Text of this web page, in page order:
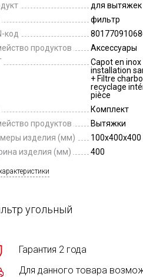
для вытяжек
фильтр
код
продуктов
Аксессуары
Capot en
installation
+ Filtre
recyclage
pièce
Комплект
продуктов
Вытяжки
изделия (мм)
100x400x400
изделия (мм)
400
угольный
Гарантия 2 года
Для данного товара